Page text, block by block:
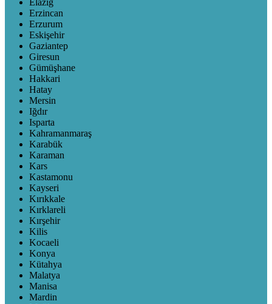
Elazığ
Erzincan
Erzurum
Eskişehir
Gaziantep
Giresun
Gümüşhane
Hakkari
Hatay
Mersin
Iğdır
Isparta
Kahramanmaraş
Karabük
Karaman
Kars
Kastamonu
Kayseri
Kırıkkale
Kırklareli
Kırşehir
Kilis
Kocaeli
Konya
Kütahya
Malatya
Manisa
Mardin